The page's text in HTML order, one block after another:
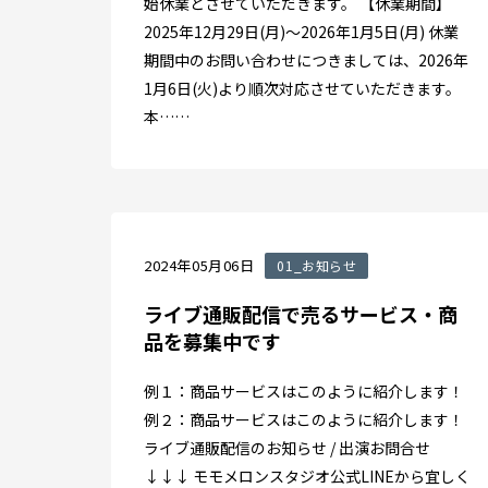
2025年12月29日(月)〜2026年1月5日(月) 休業
期間中のお問い合わせにつきましては、2026年
1月6日(火)より順次対応させていただきます。
本……
2024年05月06日 01_お知らせ
ライブ通販配信で売るサービス・商
品を募集中です
例１：商品サービスはこのように紹介します！
例２：商品サービスはこのように紹介します！
ライブ通販配信のお知らせ / 出演お問合せ
↓↓↓ モモメロンスタジオ公式LINEから宜しく